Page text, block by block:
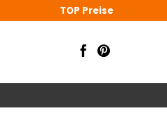
TOP Preise